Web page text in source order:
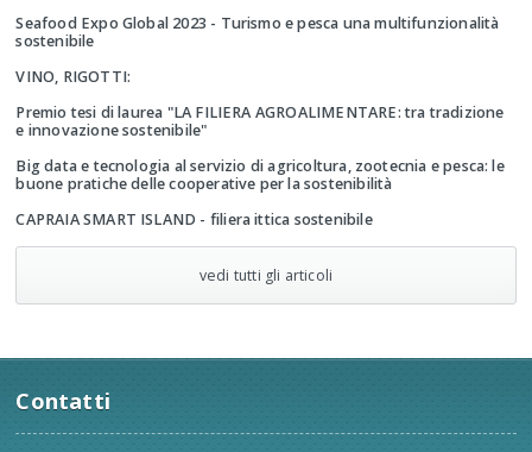
Seafood Expo Global 2023 - Turismo e pesca una multifunzionalità
sostenibile
VINO, RIGOTTI:
Premio tesi di laurea "LA FILIERA AGROALIMENTARE: tra tradizione
e innovazione sostenibile"
Big data e tecnologia al servizio di agricoltura, zootecnia e pesca: le
buone pratiche delle cooperative per la sostenibilità
CAPRAIA SMART ISLAND - filiera ittica sostenibile
vedi tutti gli articoli
Contatti